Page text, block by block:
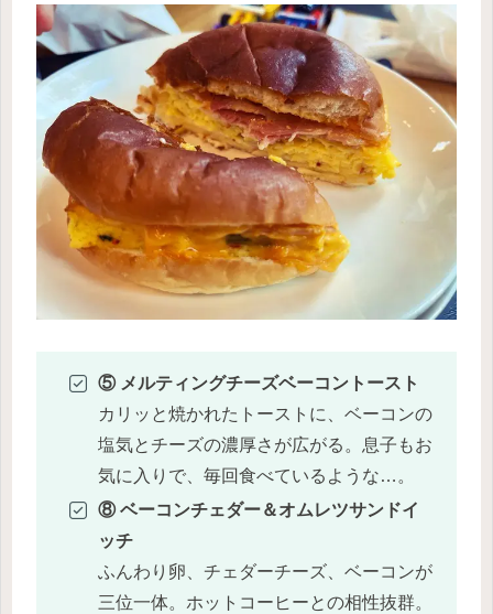
⑤ メルティングチーズベーコントースト
カリッと焼かれたトーストに、ベーコンの
塩気とチーズの濃厚さが広がる。息子もお
気に入りで、毎回食べているような…。
⑧ ベーコンチェダー＆オムレツサンドイ
ッチ
ふんわり卵、チェダーチーズ、ベーコンが
三位一体。ホットコーヒーとの相性抜群。